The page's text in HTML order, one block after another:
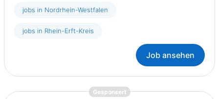
jobs in Nordrhein-Westfalen
jobs in Rhein-Erft-Kreis
Job ansehen
Gesponsert{prompt.job}